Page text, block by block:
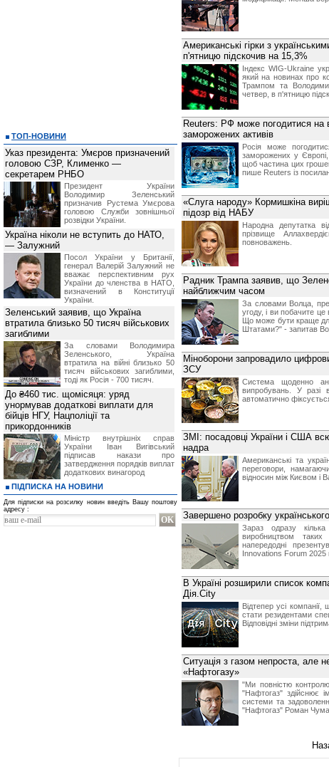
Американські гірки з
п'ятницю підскочив на 15,3%
Індекс WIG-Ukraine
який на новинах про
Трампом та
четвер, в п'ятницю
Reuters: РФ може погодитися на
заморожених активів
Росія може
заморожених у
щоб частина цих
пише Reuters із
«Слуга народу» Кормишкіна
підозр від НАБУ
Народна депутатка
прізвище
повноважень.
Радник Трампа заявив, що
найближчим часом
За словами Волца,
угоду, і ви побачите
Що може бути краще
Штатами?" - запитав
Міноборони запровадило
ЗСУ
Система щоденно
випробувань. У разі
автоматично
ЗМІ: посадовці України і США
надра
Американські та
переговори,
відносин між Києвом і
Завершено розробку
Зараз одразу
виробництвом
напередодні
Innovations Forum 2025
В Україні розширили список
Дія.City
Відтепер усі
стати резидентами
Відповідні зміни
Ситуація з газом непроста, але
«Нафтогазу»
"Ми повністю
"Нафтогаз" здійснює
системи та
"Нафтогаз" Роман
ТОП-НОВИНИ
Указ президента: Умєров призначений
головою СЗР, Клименко —
секретарем РНБО
Президент України
Володимир Зеленський
призначив Pустема Умєрова
головою Служби зовнішньої
розвідки України.
Україна ніколи не вступить до НАТО,
— Залужний
Посол України у Британії,
генерал Валерій Залужний не
вважає перспективним рух
України до членства в НАТО,
визначений в Конституції
України.
Зеленський заявив, що Україна
втратила близько 50 тисяч військових
загиблими
За словами Володимира
Зеленського, Україна
втратила на війні близько 50
тисяч військових загиблими,
тоді як Росія - 700 тисяч.
До ₴460 тис. щомісяця: уряд
унормував додаткові виплати для
бійців НГУ, Нацполіції та
прикордонників
Міністр внутрішніх справ
України Іван Вигівський
підписав накази про
затвердження порядків виплат
додаткових винагород
ПІДПИСКА НА НОВИНИ
Для підписки на розсилку новин введіть Вашу поштову
адресу :